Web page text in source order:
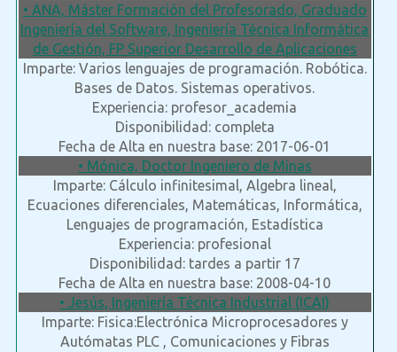
• ANA, Máster Formación del Profesorado, Graduado
Ingeniería del Software, Ingeniería Técnica Informática
de Gestión, FP Superior Desarrollo de Aplicaciones
Imparte: Varios lenguajes de programación. Robótica.
Bases de Datos. Sistemas operativos.
Experiencia: profesor_academia
Disponibilidad: completa
Fecha de Alta en nuestra base: 2017-06-01
• Mónica, Doctor Ingeniero de Minas
Imparte: Cálculo infinitesimal, Algebra lineal,
Ecuaciones diferenciales, Matemáticas, Informática,
Lenguajes de programación, Estadística
Experiencia: profesional
Disponibilidad: tardes a partir 17
Fecha de Alta en nuestra base: 2008-04-10
• Jesús, Ingeniería Técnica Industrial (ICAI)
Imparte: Fisica:Electrónica Microprocesadores y
Autómatas PLC , Comunicaciones y Fibras